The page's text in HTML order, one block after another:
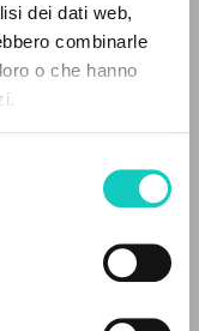
dei dati web,
combinarle
o che hanno